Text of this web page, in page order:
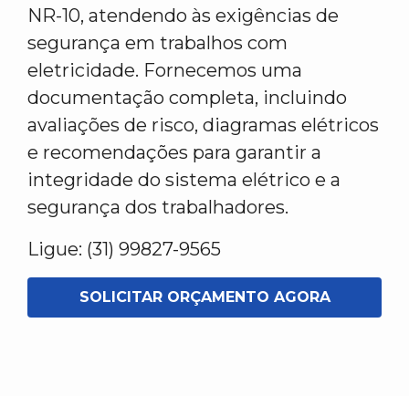
NR-10, atendendo às exigências de
segurança em trabalhos com
eletricidade. Fornecemos uma
documentação completa, incluindo
avaliações de risco, diagramas elétricos
e recomendações para garantir a
integridade do sistema elétrico e a
segurança dos trabalhadores.
Ligue: (31) 99827-9565
SOLICITAR ORÇAMENTO AGORA